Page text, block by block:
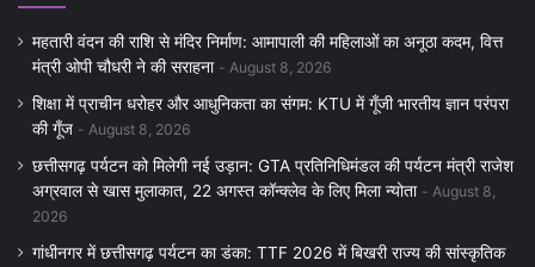
महतारी वंदन की राशि से मंदिर निर्माण: आमापाली की महिलाओं का अनूठा कदम, वित्त
मंत्री ओपी चौधरी ने की सराहना
August 8, 2026
शिक्षा में प्राचीन धरोहर और आधुनिकता का संगम: KTU में गूँजी भारतीय ज्ञान परंपरा
की गूँज
August 8, 2026
छत्तीसगढ़ पर्यटन को मिलेगी नई उड़ान: GTA प्रतिनिधिमंडल की पर्यटन मंत्री राजेश
अग्रवाल से खास मुलाकात, 22 अगस्त कॉन्क्लेव के लिए मिला न्योता
August 8,
2026
गांधीनगर में छत्तीसगढ़ पर्यटन का डंका: TTF 2026 में बिखरी राज्य की सांस्कृतिक